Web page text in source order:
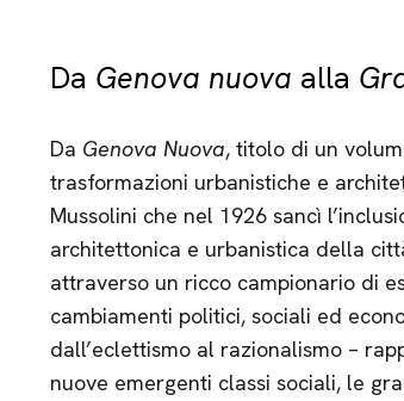
Da Genova nuova alla
Da Genova Nuova, titolo di un
trasformazioni urbanistiche e
Mussolini che nel 1926 sancì
architettonica e urbanistica della
attraverso un ricco campionario di
cambiamenti politici, sociali ed
dall’eclettismo al razionalismo –
nuove emergenti classi sociali, le